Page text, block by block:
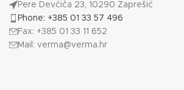
Pere Devćiča 23, 10290 Zaprešić
Phone: +385 01 33 57 496
Fax: +385 01 33 11 652
Mail: verma@verma.hr